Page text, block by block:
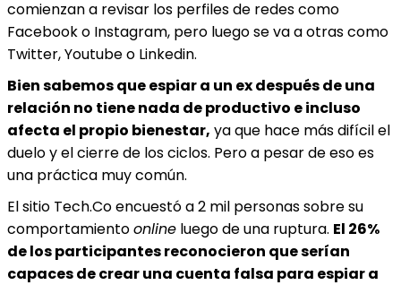
comienzan a revisar los perfiles de redes como
Facebook o Instagram, pero luego se va a otras como
Twitter, Youtube o Linkedin.
Bien sabemos que espiar a un ex después de una
relación no tiene nada de productivo e incluso
afecta el propio bienestar, ya que hace más difícil el
duelo y el cierre de los ciclos. Pero a pesar de eso es
una práctica muy común.
El sitio Tech.Co encuestó a 2 mil personas sobre su
comportamientoonline luego de una ruptura. El 26%
de los participantes reconocieron que serían
capaces de crear una cuenta falsa para espiar a